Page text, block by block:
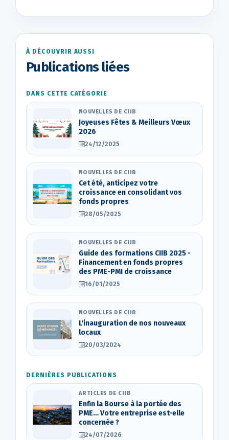
À DÉCOUVRIR AUSSI
Publications liées
DANS CETTE CATÉGORIE
NOUVELLES DE CIIB
Joyeuses Fêtes & Meilleurs Vœux
2026
24/12/2025
NOUVELLES DE CIIB
Cet été, anticipez votre
croissance en consolidant vos
fonds propres
28/05/2025
NOUVELLES DE CIIB
Guide des formations CIIB 2025 -
Financement en fonds propres
des PME-PMI de croissance
16/01/2025
NOUVELLES DE CIIB
L'inauguration de nos nouveaux
locaux
20/03/2024
DERNIÈRES PUBLICATIONS
ARTICLES DE CIIB
Enfin la Bourse à la portée des
PME… Votre entreprise est-elle
concernée ?
24/07/2026